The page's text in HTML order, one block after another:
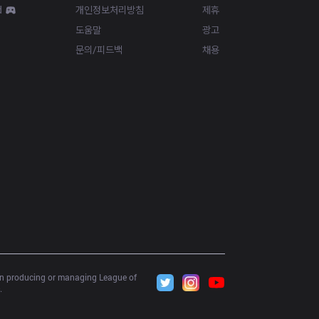
개인정보처리방침
도움말
문의/피드백
제휴
광고
채용
producing or managing League of